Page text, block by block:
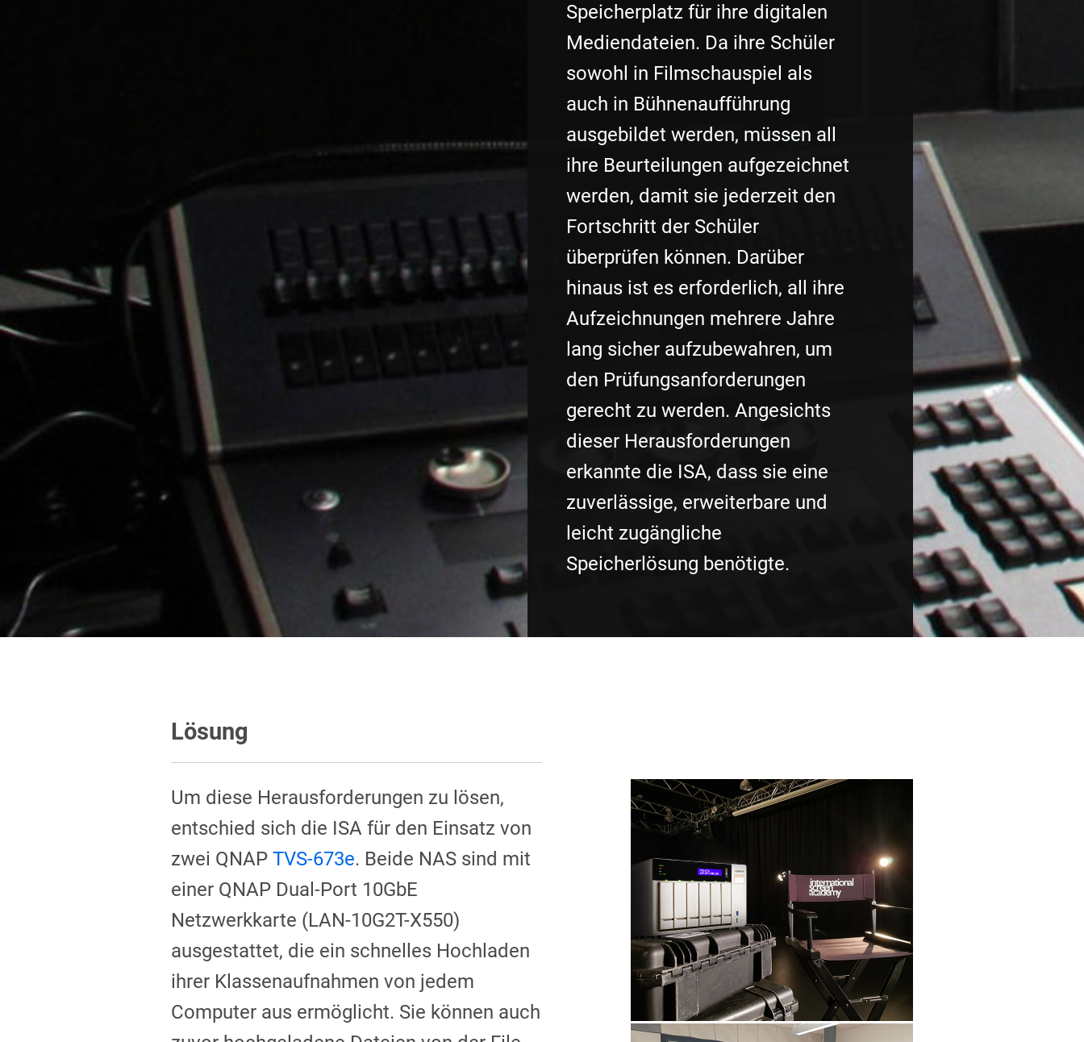
Speicherplatz für ihre digitalen
Mediendateien. Da ihre Schüler
sowohl in Filmschauspiel als
auch in Bühnenaufführung
ausgebildet werden, müssen all
ihre Beurteilungen aufgezeichnet
werden, damit sie jederzeit den
Fortschritt der Schüler
überprüfen können. Darüber
hinaus ist es erforderlich, all ihre
Aufzeichnungen mehrere Jahre
lang sicher aufzubewahren, um
den Prüfungsanforderungen
gerecht zu werden. Angesichts
dieser Herausforderungen
erkannte die ISA, dass sie eine
zuverlässige, erweiterbare und
leicht zugängliche
Speicherlösung benötigte.
Lösung
Um diese Herausforderungen zu lösen,
entschied sich die ISA für den Einsatz von
zwei QNAP TVS-673e. Beide NAS sind mit
einer QNAP Dual-Port 10GbE
Netzwerkkarte (LAN-10G2T-X550)
ausgestattet, die ein schnelles Hochladen
ihrer Klassenaufnahmen von jedem
Computer aus ermöglicht. Sie können auch